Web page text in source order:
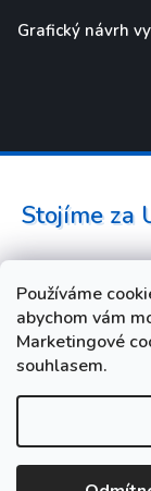
Používáme
abychom vám
Marketingové
souhlasem.
od 3. do 10. srpna
objednávky i
Při nákupu
Grafický návrh
Stojíme za
Jak a